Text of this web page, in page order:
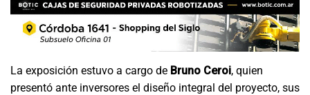
La exposición estuvo a cargo de Bruno Ceroi, quien
presentó ante inversores el diseño integral del proyecto, sus